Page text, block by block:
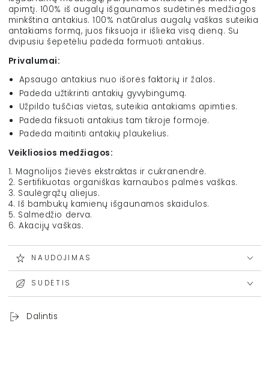
apimtį. 100% iš augalų išgaunamos sudėtinės medžiagos
minkština antakius. 100% natūralus augalų vaškas suteikia
antakiams formą, juos fiksuoja ir išlieka visą dieną. Su
dvipusiu šepetėliu padeda formuoti antakius.
Privalumai:
Apsaugo antakius nuo išorės faktorių ir žalos.
Padeda užtikrinti antakių gyvybingumą.
Užpildo tuščias vietas, suteikia antakiams apimties.
Padeda fiksuoti antakius tam tikroje formoje.
Padeda maitinti antakių plaukelius.
Veikliosios medžiagos:
1. Magnolijos žievės ekstraktas ir cukranendrė.
2. Sertifikuotas organiškas karnaubos palmės vaškas.
3. Saulėgrąžų aliejus.
4. Iš bambukų kamienų išgaunamos skaidulos.
5. Salmedžio derva.
6. Akacijų vaškas.
NAUDOJIMAS
SUDĖTIS
Dalintis